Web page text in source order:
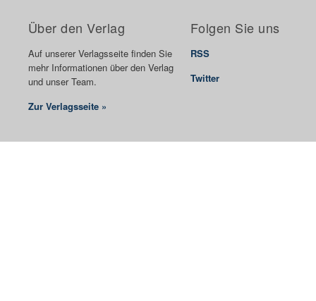
Über den Verlag
Auf unserer Verlagsseite finden Sie
mehr Informationen über den Verlag
und unser Team.
Zur Verlagsseite »
Folgen Sie uns
RSS
Twitter